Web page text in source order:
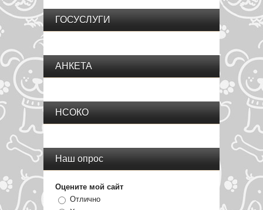
ГОСУСЛУГИ
АНКЕТА
НСОКО
Наш опрос
Оцените мой сайт
Отлично